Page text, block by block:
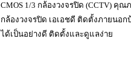
CMOS 1/3 กล้องวงจรปิด (CCTV) คุ
กล้องวงจรปิด เอเอชดี ติดตั้งภายนอ
ได้เป็นอย่างดี ติดตั้งและดูแลง่าย